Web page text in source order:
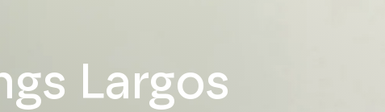
Largos